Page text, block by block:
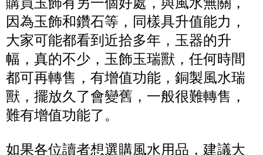
因為玉飾和鑽石等，同樣具升值能力，
大家可能都看到近拾多年，玉器的升
幅，真的不少，玉飾玉瑞獸，任何時間
都可再轉售，有增值功能，銅製風水瑞
獸，擺放久了會變舊，一般很難轉售，
難有增值功能了。
如果各位讀者想選購風水用品，建議大